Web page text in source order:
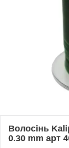
Волосінь
0.30 mm арт